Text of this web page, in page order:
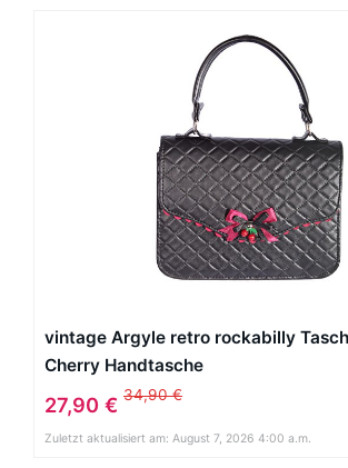
vintage Argyle retro rockabilly
Cherry Handtasche
27,90 € 34,90 €
Zuletzt aktualisiert am: August 7, 2026 4:00 a.m.